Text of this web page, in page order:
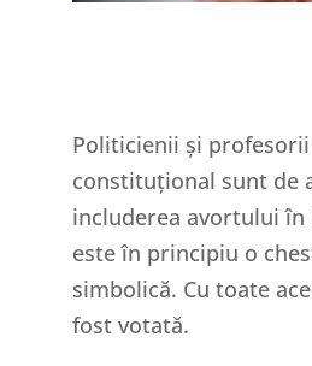
Politicienii și
constituțional sunt de
includerea avortului
este în principiu o
simbolică. Cu toate
fost votată.